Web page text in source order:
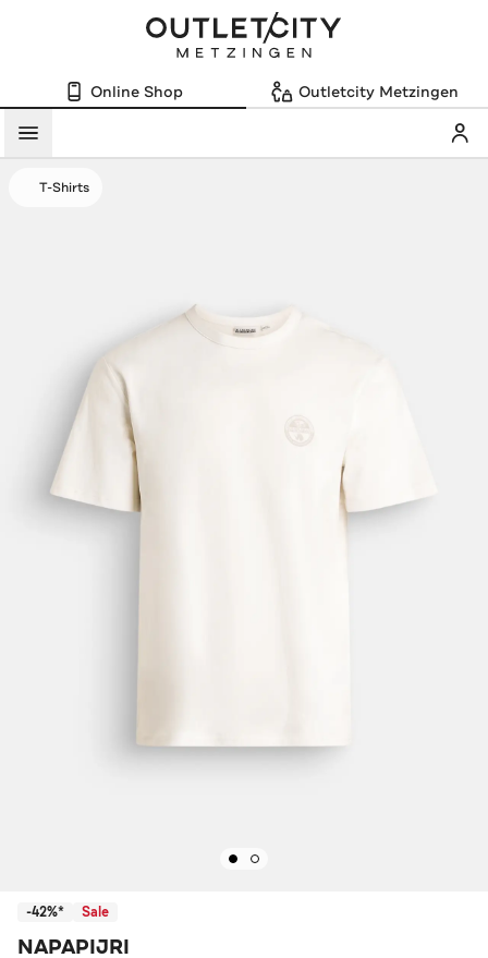
Online Shop Outletcity Metzingen
Menü
T-Shirts
-42%* Sale
NAPAPIJRI